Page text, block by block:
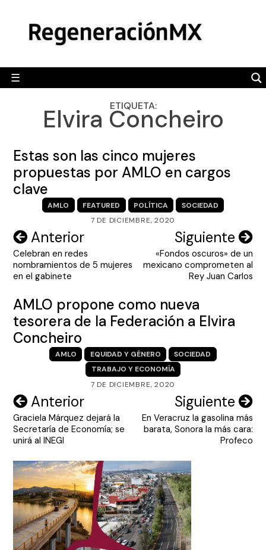
content
☰
POLÍTICA
CAMALEÓN
OPINIÓN
ENGLISH SECTION
ETIQUETA:
Elvira Concheiro
Estas son las cinco mujeres
propuestas por AMLO en cargos
clave
AMLO FEATURED POLÍTICA
SOCIEDAD
7 DE DICIEMBRE, 2020
Navegación
de
entradas
Anterior
Celebran en redes
nombramientos de 5 mujeres
en el gabinete
Siguiente
«Fondos oscuros» de un
mexicano comprometen al
Rey Juan Carlos
AMLO propone como nueva
tesorera de la Federación a Elvira
Concheiro
AMLO EQUIDAD Y GÉNERO
SOCIEDAD
TRABAJO Y ECONOMÍA
7 DE DICIEMBRE, 2020
Navegación
de
entradas
Anterior
Graciela Márquez dejará la
Secretaría de Economía; se
unirá al INEGI
Siguiente
En Veracruz la gasolina más
barata, Sonora la más cara:
Profeco